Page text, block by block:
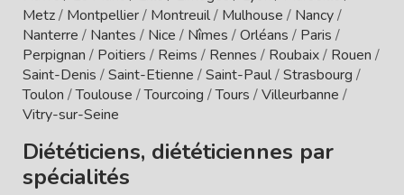
Metz/ Montpellier/ Montreuil/ Mulhouse / Nancy/
Nanterre / Nantes / Nice / Nîmes /Orléans / Paris /
Perpignan / Poitiers / Reims / Rennes / Roubaix/ Rouen /
Saint-Denis /Saint-Etienne /Saint-Paul/Strasbourg /
Toulon /Toulouse /Tourcoing /Tours /Villeurbanne /
Vitry-sur-Seine
Diététiciens, diététiciennes par
spécialités